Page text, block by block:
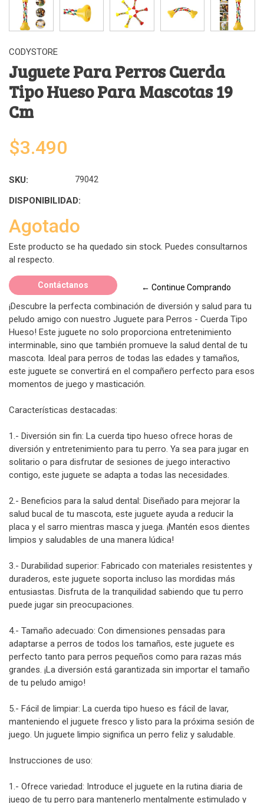
CODYSTORE
Juguete Para Perros Cuerda
Tipo Hueso Para Mascotas 19
Cm
$3.490
SKU: 79042
DISPONIBILIDAD:
Agotado
Este producto se ha quedado sin stock. Puedes consultarnos
al respecto.
Contáctanos ← Continue Comprando
¡Descubre la perfecta combinación de diversión y salud para tu
peludo amigo con nuestro Juguete para Perros - Cuerda Tipo
Hueso! Este juguete no solo proporciona entretenimiento
interminable, sino que también promueve la salud dental de tu
mascota. Ideal para perros de todas las edades y tamaños,
este juguete se convertirá en el compañero perfecto para esos
momentos de juego y masticación.
Características destacadas:
1.- Diversión sin fin: La cuerda tipo hueso ofrece horas de
diversión y entretenimiento para tu perro. Ya sea para jugar en
solitario o para disfrutar de sesiones de juego interactivo
contigo, este juguete se adapta a todas las necesidades.
2.- Beneficios para la salud dental: Diseñado para mejorar la
salud bucal de tu mascota, este juguete ayuda a reducir la
placa y el sarro mientras masca y juega. ¡Mantén esos dientes
limpios y saludables de una manera lúdica!
3.- Durabilidad superior: Fabricado con materiales resistentes y
duraderos, este juguete soporta incluso las mordidas más
entusiastas. Disfruta de la tranquilidad sabiendo que tu perro
puede jugar sin preocupaciones.
4.- Tamaño adecuado: Con dimensiones pensadas para
adaptarse a perros de todos los tamaños, este juguete es
perfecto tanto para perros pequeños como para razas más
grandes. ¡La diversión está garantizada sin importar el tamaño
de tu peludo amigo!
5.- Fácil de limpiar: La cuerda tipo hueso es fácil de lavar,
manteniendo el juguete fresco y listo para la próxima sesión de
juego. Un juguete limpio significa un perro feliz y saludable.
Instrucciones de uso:
1.- Ofrece variedad: Introduce el juguete en la rutina diaria de
juego de tu perro para mantenerlo mentalmente estimulado y